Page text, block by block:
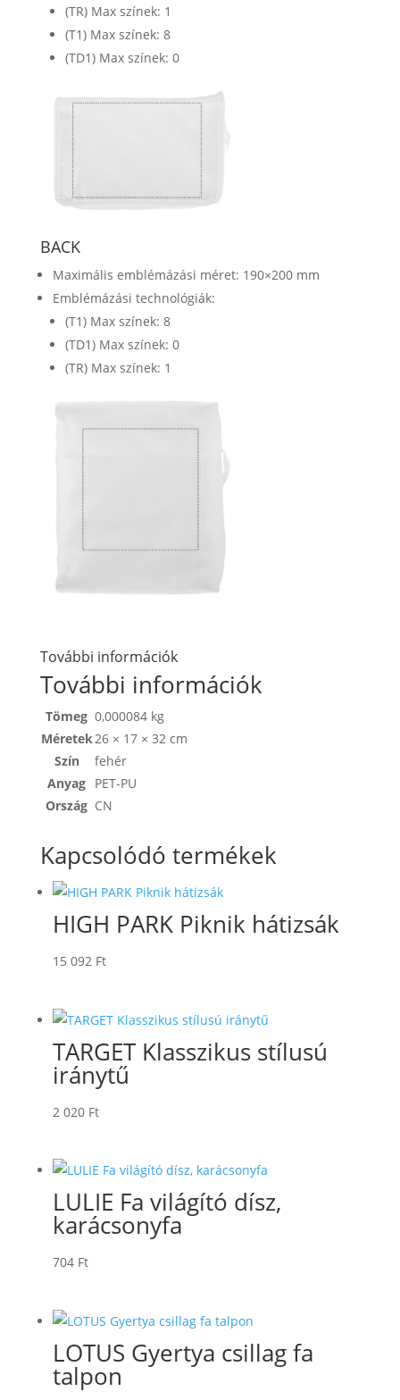
(TR) Max színek: 1
(T1) Max színek: 8
(TD1) Max színek: 0
BACK
Maximális emblémázási méret: 190×200 mm
Emblémázási technológiák:
(T1) Max színek: 8
(TD1) Max színek: 0
(TR) Max színek: 1
További információk
További információk
Tömeg 0,000084 kg
Méretek26 × 17 × 32 cm
Szín
fehér
Anyag PET-PU
Ország CN
Kapcsolódó termékek
HIGH PARK Piknik hátizsák
15 092 Ft
TARGET Klasszikus stílusú
iránytű
2 020 Ft
LULIE Fa világító dísz,
karácsonyfa
704 Ft
LOTUS Gyertya csillag fa
talpon